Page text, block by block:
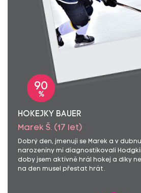
90
%
HOKEJKY BAUER
Marek Š. (17 let)
Dobrý den, jmenuji se Marek a v
narozeniny mi diagnostikovali
doby jsem aktivně hrál hokej a díky
na den musel přestat hrát.